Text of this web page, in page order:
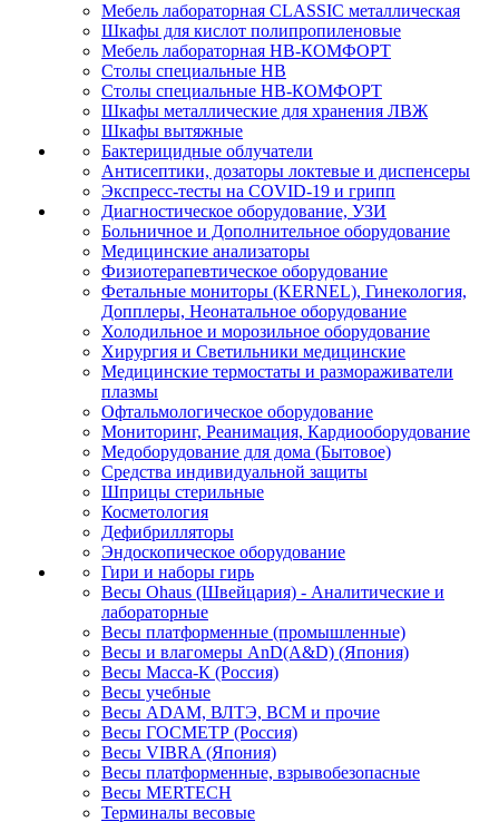
Мебель лабораторная CLASSIC металлическая
Шкафы для кислот полипропиленовые
Мебель лабораторная НВ-КОМФОРТ
Столы специальные НВ
Столы специальные НВ-КОМФОРТ
Шкафы металлические для хранения ЛВЖ
Шкафы вытяжные
Бактерицидные облучатели
Антисептики, дозаторы локтевые и диспенсеры
Экспресс-тесты на COVID-19 и грипп
Диагностическое оборудование, УЗИ
Больничное и Дополнительное оборудование
Медицинские анализаторы
Физиотерапевтическое оборудование
Фетальные мониторы (KERNEL), Гинекология,
Допплеры, Неонатальное оборудование
Холодильное и морозильное оборудование
Хирургия и Светильники медицинские
Медицинские термостаты и размораживатели
плазмы
Офтальмологическое оборудование
Мониторинг, Реанимация, Кардиооборудование
Медоборудование для дома (Бытовое)
Средства индивидуальной защиты
Шприцы стерильные
Косметология
Дефибрилляторы
Эндоскопическое оборудование
Гири и наборы гирь
Весы Ohaus (Швейцария) - Аналитические и
лабораторные
Весы платформенные (промышленные)
Весы и влагомеры AnD(A&D) (Япония)
Весы Масса-К (Россия)
Весы учебные
Весы ADAM, ВЛТЭ, BCM и прочие
Весы ГОСМЕТР (Россия)
Весы VIBRA (Япония)
Весы платформенные, взрывобезопасные
Весы MERTECH
Терминалы весовые